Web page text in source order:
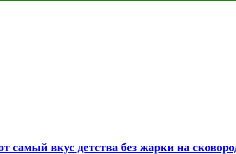
самый вкус детства без жарки на